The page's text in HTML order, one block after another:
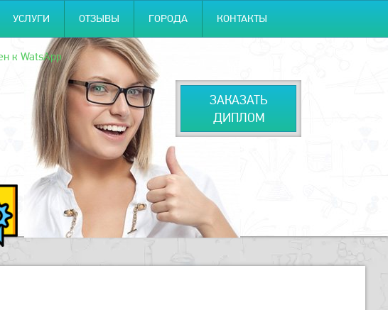
УСЛУГИ ОТЗЫВЫ ГОРОДА КОНТАКТЫ
к WatsApp
ЗАКАЗАТЬ
ДИПЛОМ